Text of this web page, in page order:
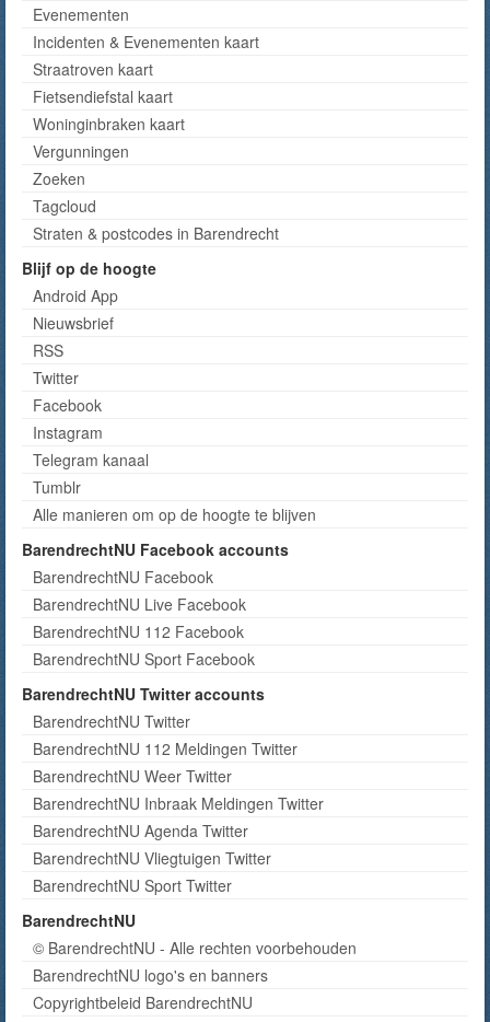
Evenementen
Incidenten & Evenementen kaart
Straatroven kaart
Fietsendiefstal kaart
Woninginbraken kaart
Vergunningen
Zoeken
Tagcloud
Straten & postcodes in Barendrecht
Blijf op de hoogte
Android App
Nieuwsbrief
RSS
Twitter
Facebook
Instagram
Telegram kanaal
Tumblr
Alle manieren om op de hoogte te blijven
BarendrechtNU Facebook accounts
BarendrechtNU Facebook
BarendrechtNU Live Facebook
BarendrechtNU 112 Facebook
BarendrechtNU Sport Facebook
BarendrechtNU Twitter accounts
BarendrechtNU Twitter
BarendrechtNU 112 Meldingen Twitter
BarendrechtNU Weer Twitter
BarendrechtNU Inbraak Meldingen Twitter
BarendrechtNU Agenda Twitter
BarendrechtNU Vliegtuigen Twitter
BarendrechtNU Sport Twitter
BarendrechtNU
© BarendrechtNU - Alle rechten voorbehouden
BarendrechtNU logo's en banners
Copyrightbeleid BarendrechtNU